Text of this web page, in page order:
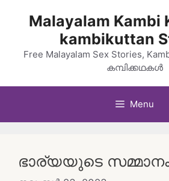
Malayalam Kambi
kambikuttan
Free Malayalam Sex Stories,
കമ്പിക്കഥകൾ
Menu
ഭാര്യയുടെ സമ്മാനം